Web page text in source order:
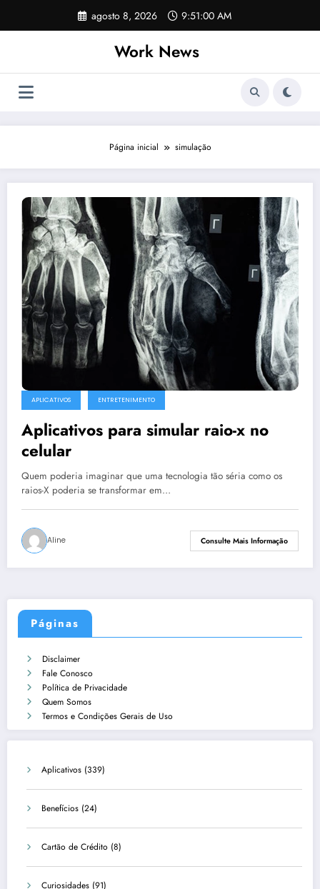
o
agosto 8, 2026 9:51:00 AM
Work News
Página inicial simulação
APLICATIVOS ENTRETENIMENTO
Aplicativos para simular raio-x no
celular
Quem poderia imaginar que uma tecnologia tão séria como os
raios-X poderia se transformar em…
Aline Consulte Mais Informação
Páginas
Disclaimer
Fale Conosco
Política de Privacidade
Quem Somos
Termos e Condições Gerais de Uso
Aplicativos (339)
Benefícios (24)
Cartão de Crédito (8)
Curiosidades (91)